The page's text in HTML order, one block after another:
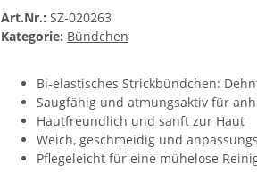
Art.Nr.: SZ-020263
Kategorie: Bündchen
Bi-elastisches Strickbündchen:
Saugfähig und atmungsaktiv für
Hautfreundlich und sanft zur Haut
Weich, geschmeidig und
Pflegeleicht für eine mühelose